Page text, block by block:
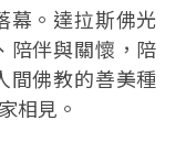
幕。達拉斯佛光
陪伴與關懷，陪
間佛教的善美種
相見。